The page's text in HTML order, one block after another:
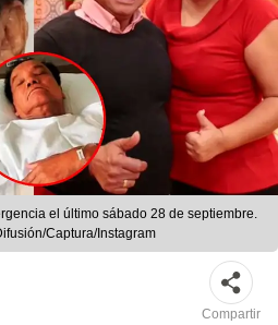
el último sábado 28 de septiembre.
Captura/Instagram
Compartir